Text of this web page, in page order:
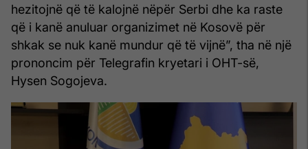
hezitojnë që të kalojnë nëpër Serbi dhe ka raste
që i kanë anuluar organizimet në Kosovë për
shkak se nuk kanë mundur që të vijnë”, tha në një
prononcim për Telegrafin kryetari i OHT-së,
Hysen Sogojeva.